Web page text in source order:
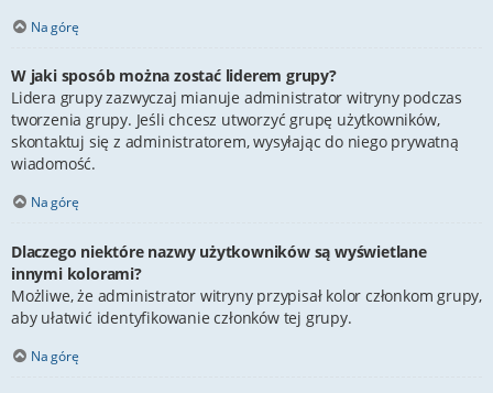
Na górę
W jaki sposób można zostać liderem grupy?
Lidera grupy zazwyczaj mianuje administrator witryny podczas
tworzenia grupy. Jeśli chcesz utworzyć grupę użytkowników,
skontaktuj się z administratorem, wysyłając do niego prywatną
wiadomość.
Na górę
Dlaczego niektóre nazwy użytkowników są wyświetlane
innymi kolorami?
Możliwe, że administrator witryny przypisał kolor członkom grupy,
aby ułatwić identyfikowanie członków tej grupy.
Na górę